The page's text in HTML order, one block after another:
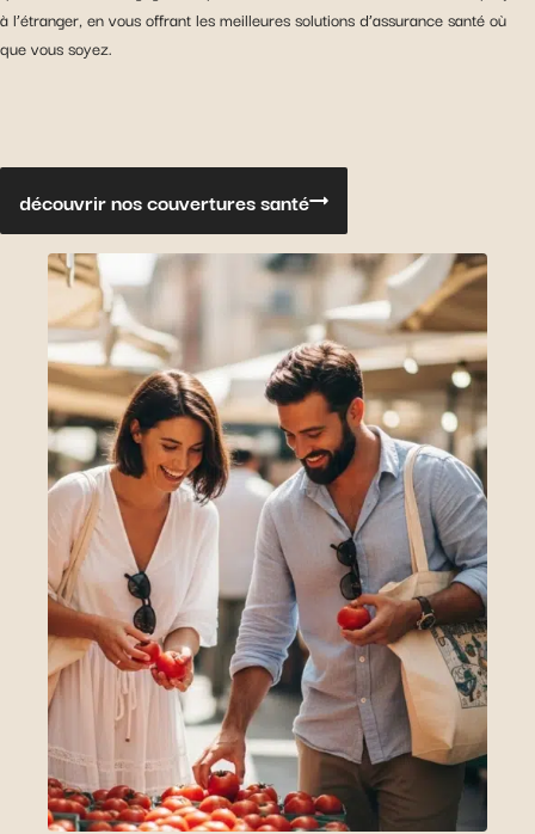
à l’étranger, en vous offrant les meilleures solutions d’assurance santé où
que vous soyez.
découvrir nos couvertures santé